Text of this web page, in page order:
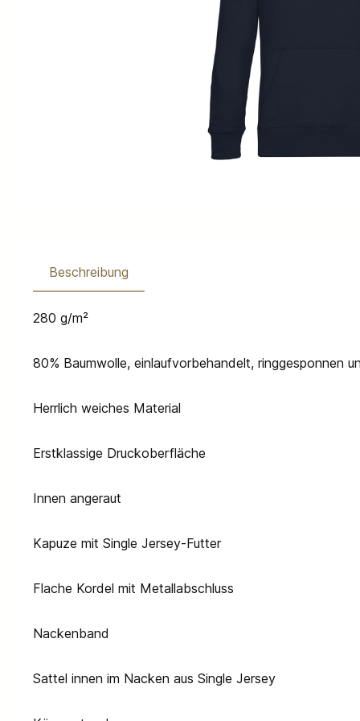
Beschreibung
280 g/m²
80% Baumwolle, einlaufvorbehandelt, ringgesponnen
Herrlich weiches Material
Erstklassige Druckoberfläche
Innen angeraut
Kapuze mit Single Jersey-Futter
Flache Kordel mit Metallabschluss
Nackenband
Sattel innen im Nacken aus Single Jersey